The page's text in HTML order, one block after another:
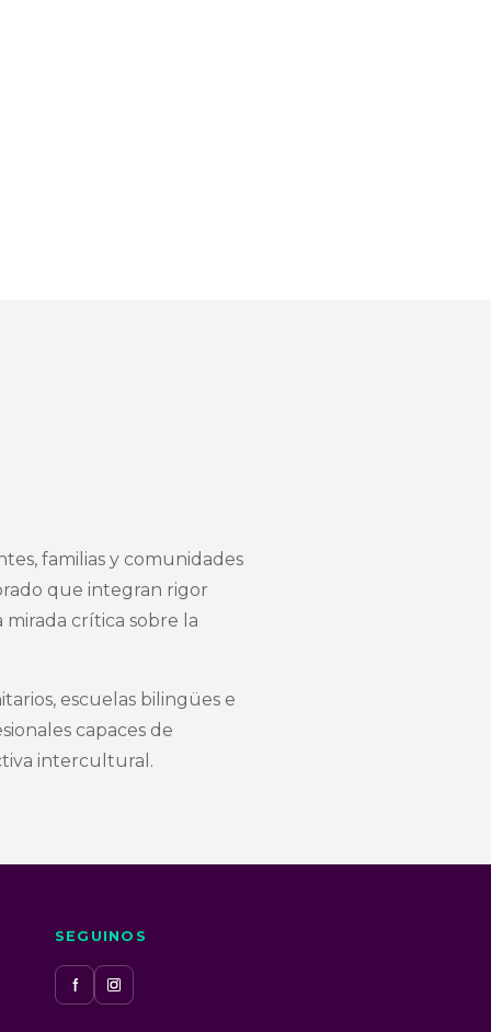
familias y comunidades
que integran rigor
crítica sobre la
escuelas bilingües e
capaces de
intercultural.
SEGUINOS